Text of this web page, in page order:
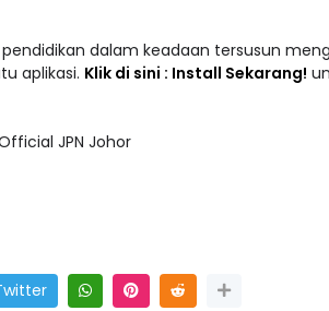
dalam keadaan tersusun
aplikasi. Klik di sini : Install Sekarang!
JPN Johor